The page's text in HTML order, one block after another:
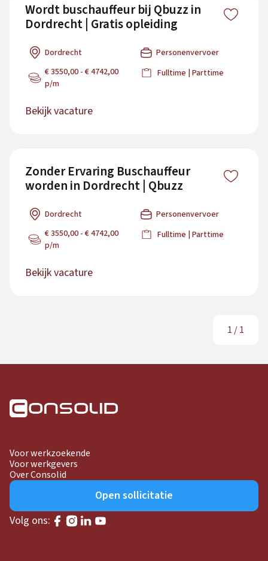
Wordt buschauffeur bij Qbuzz in
Dordrecht | Gratis opleiding
Dordrecht
Personenvervoer
€ 3550,00 - € 4742,00
p/m
Fulltime | Parttime
Bekijk vacature
Zonder Ervaring Buschauffeur
worden in Dordrecht | Qbuzz
Dordrecht
Personenvervoer
€ 3550,00 - € 4742,00
p/m
Fulltime | Parttime
Bekijk vacature
1 /1
Voor werkzoekende
Voor werkgevers
Over Consolid
Open sollicitatie
Volg ons: